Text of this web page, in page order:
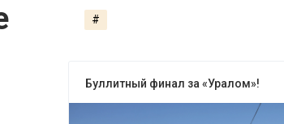
#
Буллитный финал за «Уралом»!